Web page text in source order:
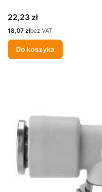
Cena
22,23 zł
Cena
18,07 złbez VAT
Do koszyka